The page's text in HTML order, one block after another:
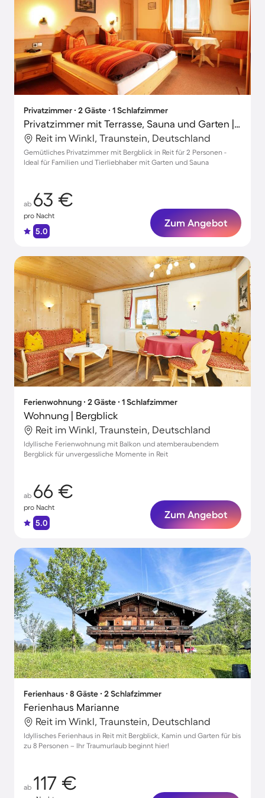
Privatzimmer ∙ 2 Gäste ∙ 1 Schlafzimmer
Privatzimmer mit Terrasse, Sauna und Garten | Bergblick
Reit im Winkl, Traunstein, Deutschland
Gemütliches Privatzimmer mit Bergblick in Reit für 2 Personen -
Ideal für Familien und Tierliebhaber mit Garten und Sauna
ab 63 €
pro Nacht
5.0
Zum Angebot
Ferienwohnung ∙ 2 Gäste ∙ 1 Schlafzimmer
Wohnung | Bergblick
Reit im Winkl, Traunstein, Deutschland
Idyllische Ferienwohnung mit Balkon und atemberaubendem
Bergblick für unvergessliche Momente in Reit
ab 66 €
pro Nacht
5.0
Zum Angebot
Ferienhaus ∙ 8 Gäste ∙ 2 Schlafzimmer
Ferienhaus Marianne
Reit im Winkl, Traunstein, Deutschland
Idyllisches Ferienhaus in Reit mit Bergblick, Kamin und Garten für bis
zu 8 Personen – Ihr Traumurlaub beginnt hier!
ab 117 €